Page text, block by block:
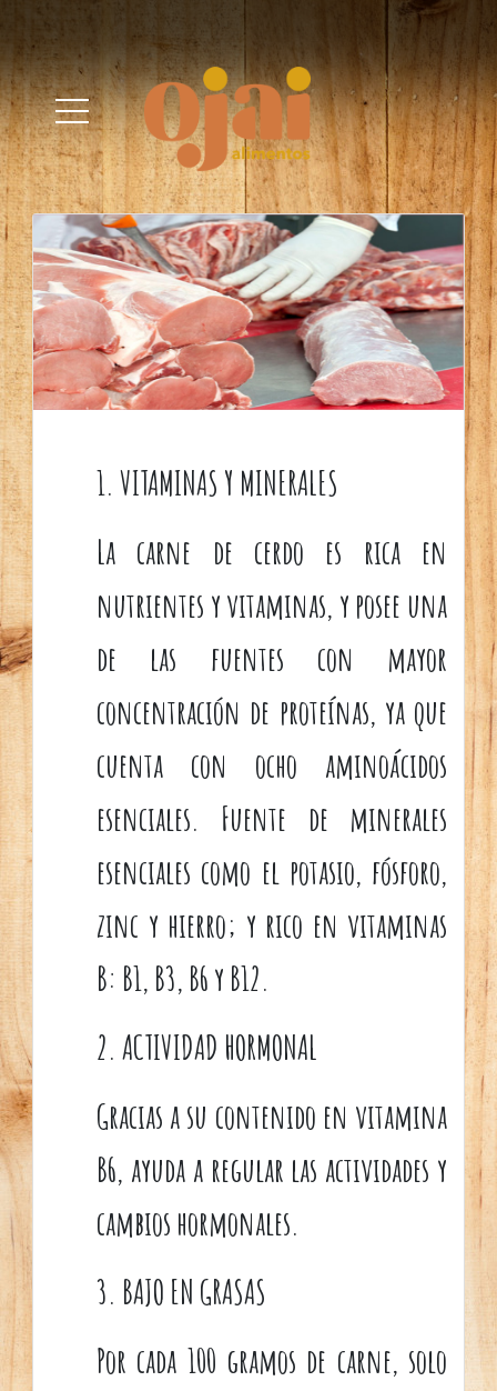
Nuestra Empresa
Huevo
Cerdo
Recetas
Contacto
1. VITAMINAS Y MINERALES
La carne de cerdo es rica en
nutrientes y vitaminas, y posee una
de las fuentes con mayor
concentración de proteínas, ya que
cuenta con ocho aminoácidos
esenciales. Fuente de minerales
esenciales como el potasio, fósforo,
zinc y hierro; y rico en vitaminas
B: B1, B3, B6 y B12.
2. ACTIVIDAD HORMONAL
Gracias a su contenido en vitamina
B6, ayuda a regular las actividades y
cambios hormonales.
3. BAJO EN GRASAS
Por cada 100 gramos de carne, solo